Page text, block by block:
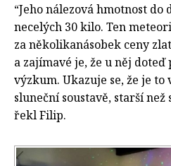
“Jeho nálezová hmotnost do
necelých 30 kilo. Ten
za několikanásobek ceny
a zajímavé je, že u něj
výzkum. Ukazuje se, že je
sluneční soustavě, starší než
řekl Filip.